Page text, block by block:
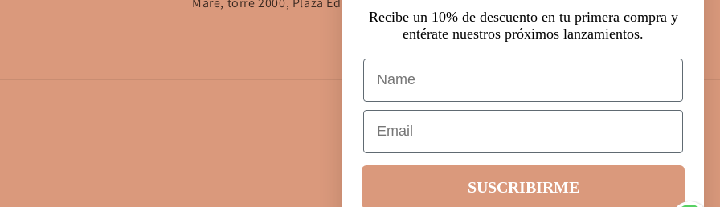
Formas
Recibe un 10% de descuento en tu primera compra y
entérate nuestros próximos lanzamientos.
Name
Email
SUSCRIBIRME